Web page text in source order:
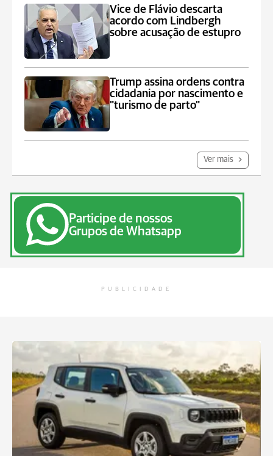
Vice de Flávio descarta
acordo com Lindbergh
sobre acusação de estupro
Trump assina ordens contra
cidadania por nascimento e
"turismo de parto"
Ver mais
Participe de nossos
Grupos de Whatsapp
PUBLICIDADE